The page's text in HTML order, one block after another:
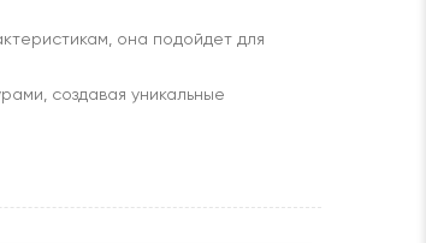
она подойдет для
создавая уникальные